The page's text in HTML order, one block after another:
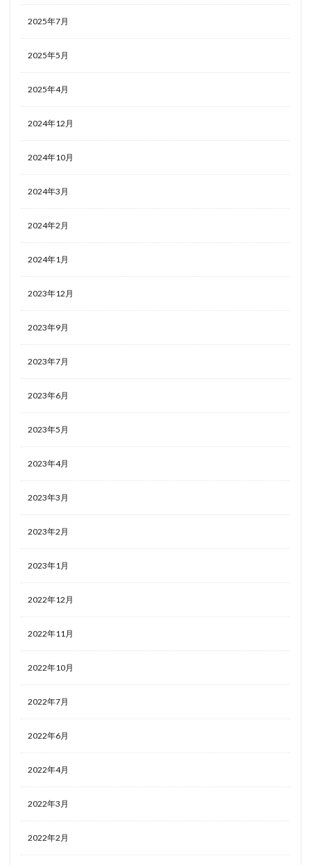
2025年7月
2025年5月
2025年4月
2024年12月
2024年10月
2024年3月
2024年2月
2024年1月
2023年12月
2023年9月
2023年7月
2023年6月
2023年5月
2023年4月
2023年3月
2023年2月
2023年1月
2022年12月
2022年11月
2022年10月
2022年7月
2022年6月
2022年4月
2022年3月
2022年2月